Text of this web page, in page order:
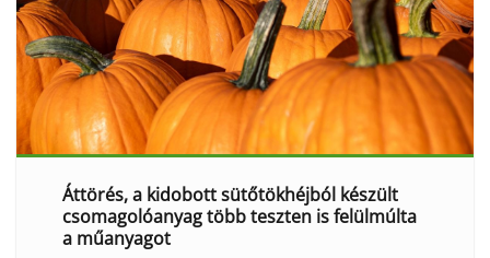
Áttörés, a kidobott sütőtökhéjból készült
csomagolóanyag több teszten is felülmúlta
a műanyagot